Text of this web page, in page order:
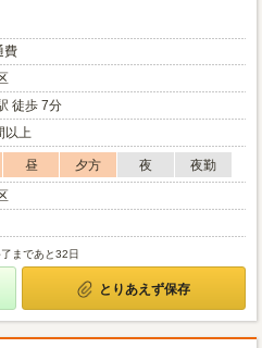
費
徒歩 7分
以上
昼 夕方 夜
夜勤
まであと32日
とりあえず保存